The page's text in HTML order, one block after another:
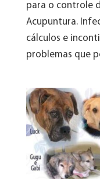
para o controle
Acupuntura.
cálculos e
problemas que